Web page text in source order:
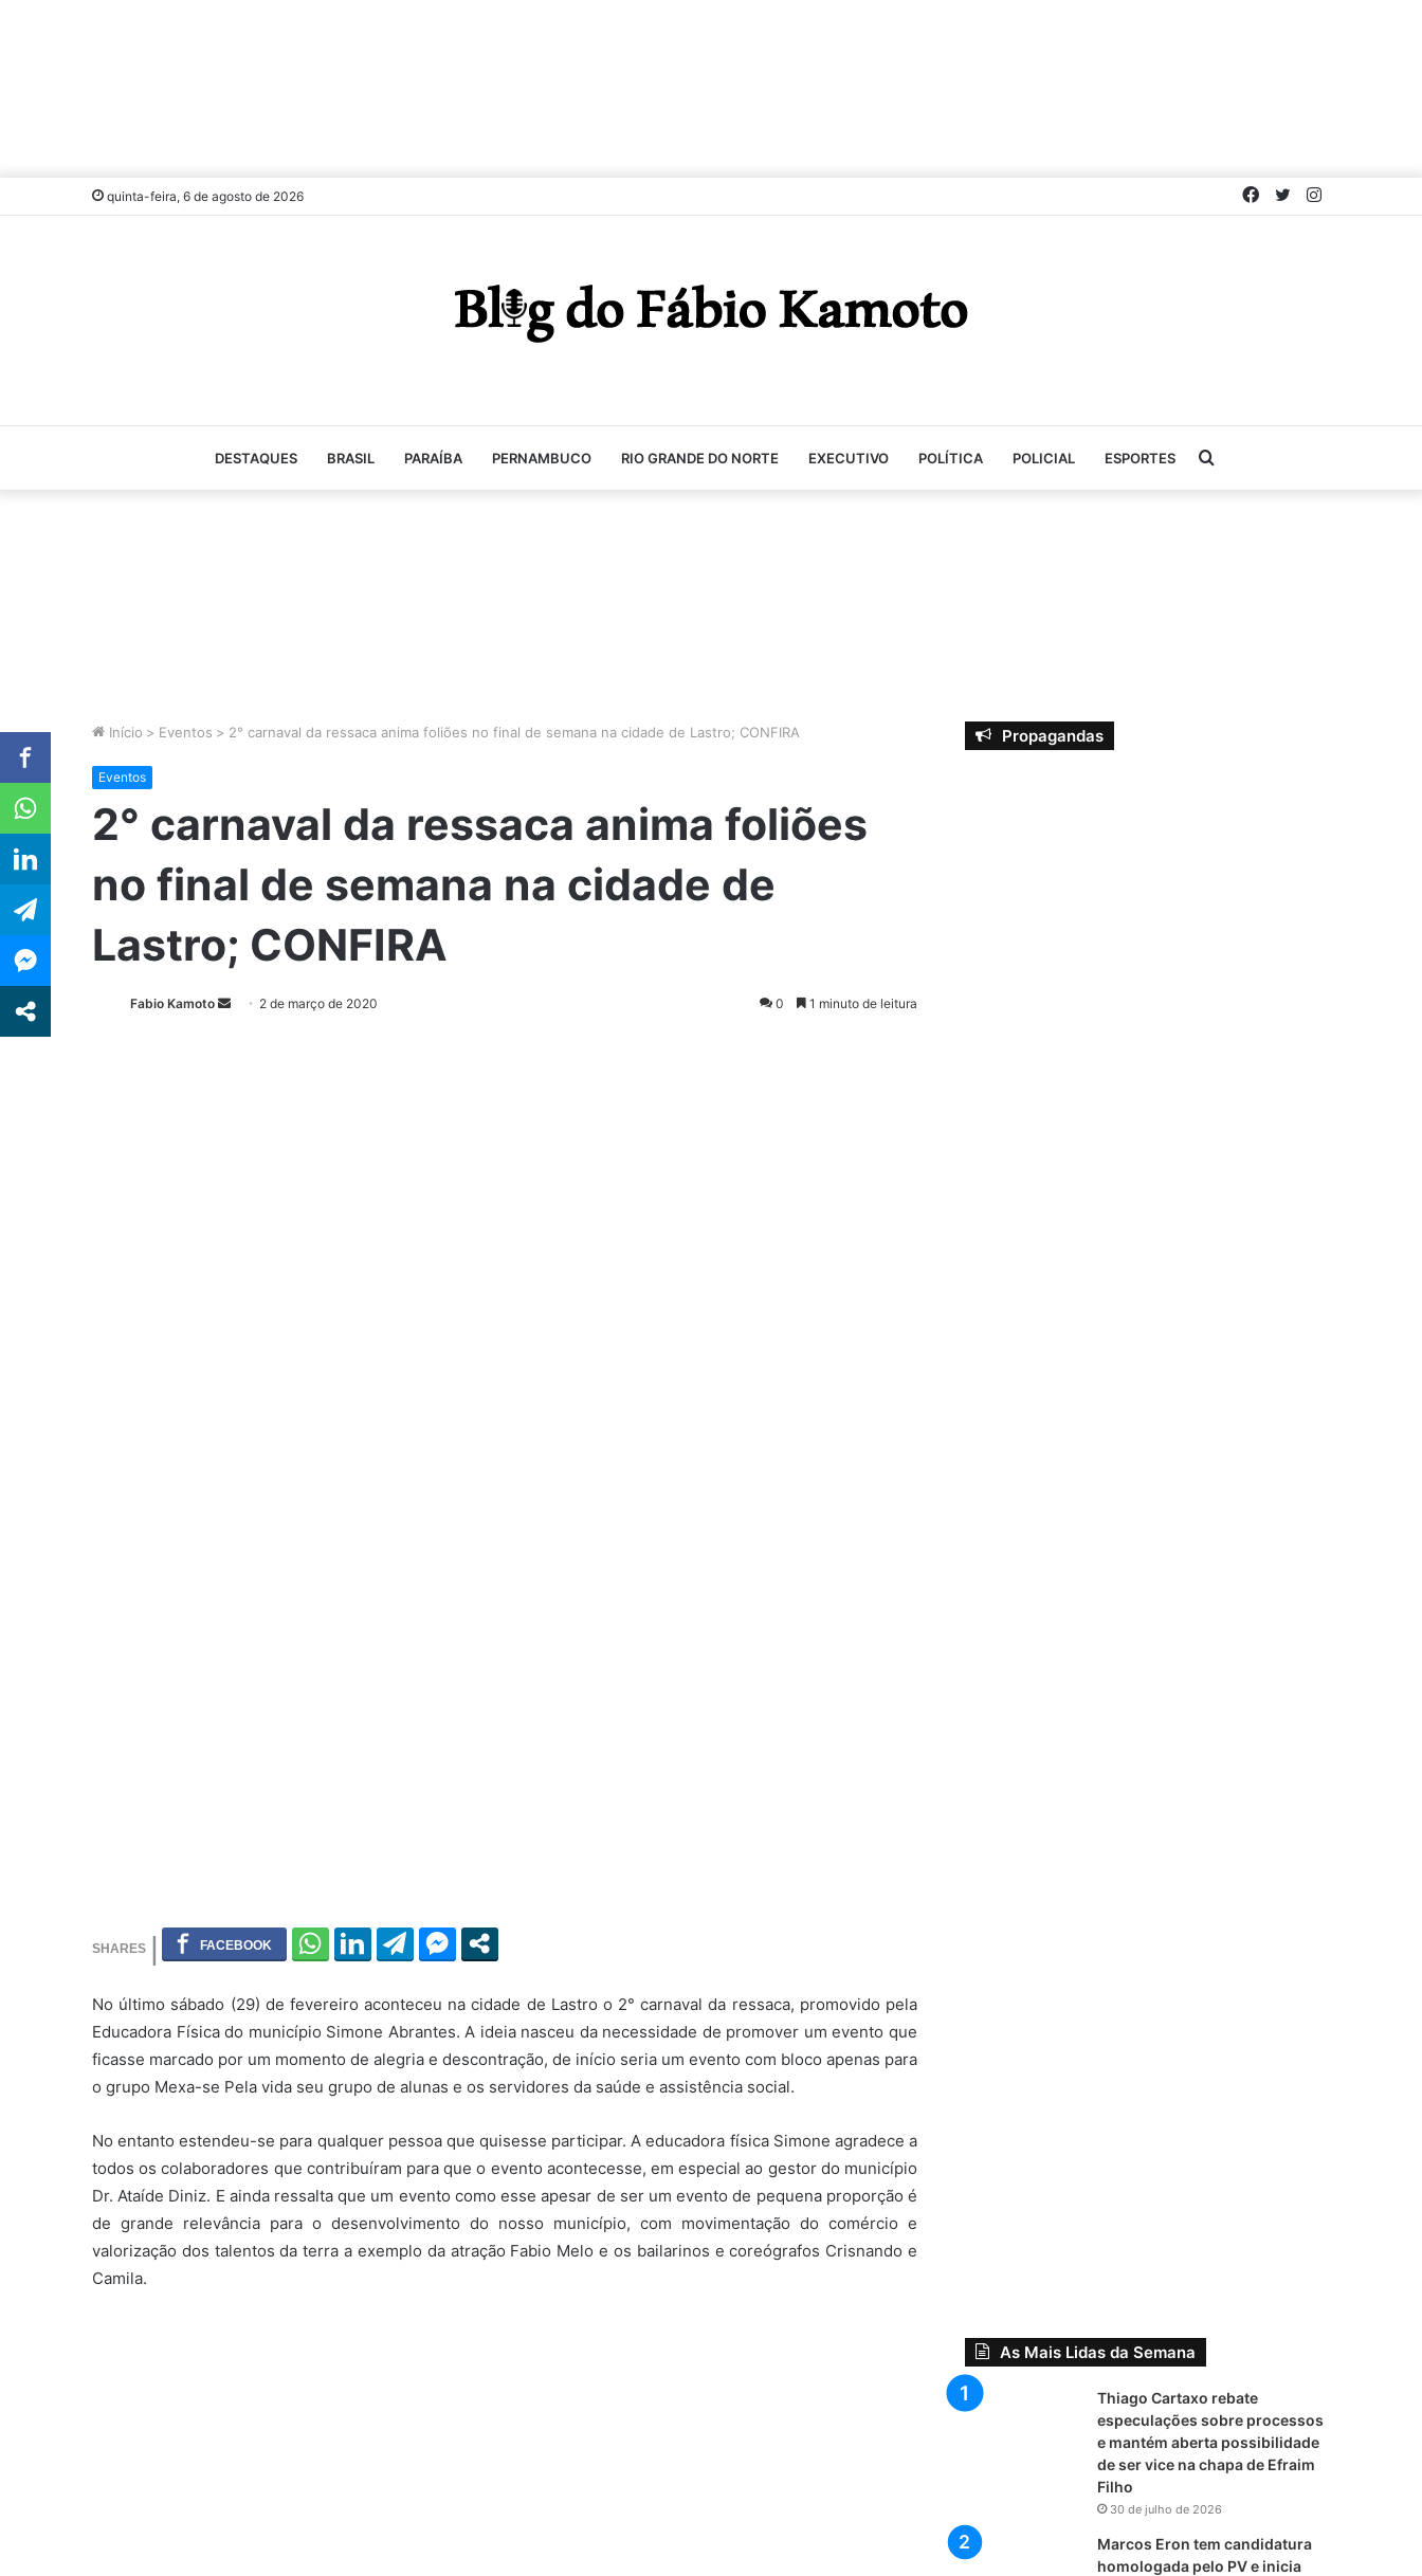
quinta-feira, 6 de agosto de 2026 Twitter
Facebook
DESTAQUES BRASIL PARAÍBA PERNAMBUCO RIO GRANDE DO NORTE EXECUTIVO POLÍTICA POLICIAL ESPORTES Procurar
Início > Eventos > 2° carnaval da ressaca anima foliões no final de semana na cidade de Lastro; CONFIRA
Eventos
2° carnaval da ressaca anima foliões
no final de semana na cidade de
Lastro; CONFIRA
Fabio Kamoto 2 de março de 2020 0 1 minuto de leitura
No último sábado (29) de fevereiro aconteceu na cidade de Lastro o 2° carnaval da ressaca, promovido pela
Educadora Física do município Simone Abrantes. A ideia nasceu da necessidade de promover um evento que
ficasse marcado por um momento de alegria e descontração, de início seria um evento com bloco apenas para
o grupo Mexa-se Pela vida seu grupo de alunas e os servidores da saúde e assistência social.
No entanto estendeu-se para qualquer pessoa que quisesse participar. A educadora física Simone agradece a
todos os colaboradores que contribuíram para que o evento acontecesse, em especial ao gestor do município
Dr. Ataíde Diniz. E ainda ressalta que um evento como esse apesar de ser um evento de pequena proporção é
de grande relevância para o desenvolvimento do nosso município, com movimentação do comércio e
valorização dos talentos da terra a exemplo da atração Fabio Melo e os bailarinos e coreógrafos Crisnando e
Camila.
Propagandas
As Mais Lidas da Semana
Thiago Cartaxo rebate
especulações sobre processos
e mantém aberta possibilidade
de ser vice na chapa de Efraim
Filho
30 de julho de 2026
Marcos Eron tem candidatura
homologada pelo PV e inicia